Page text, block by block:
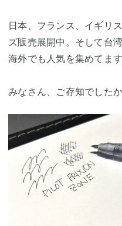
日本、フランス、イギリ
ズ販売展開中。そして台
海外でも人気を集めてます
みなさん、ご存知でしたか